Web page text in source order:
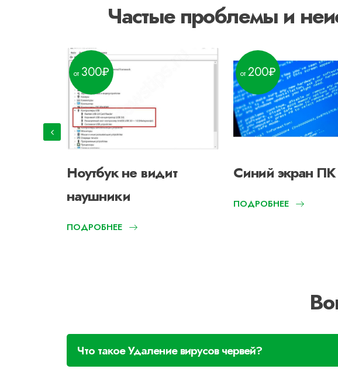
Частые проблемы и
Ноутбук не видит
наушники
300
ПОДРОБНЕЕ
Синий экран ПК
200
ПОДРОБНЕЕ
Что такое Удаление вирусов червей?